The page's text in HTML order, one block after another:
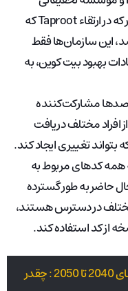
Chaincode Labs وجود دارند. همانطور که در ارتقاء Taproot که
این سازمان‌ها فقط
بهبود بیت کوین، به
مشارکت‌کننده
افراد مختلف دریافت
تغییری ایجاد کند.
همه کدهای مربوط به
حاضر به طور گسترده
در دسترس هستند،
از کد استفاده کند.
پیش بینی قیمت بیت کوین برای سال های 2040 تا 2050 : چقدر